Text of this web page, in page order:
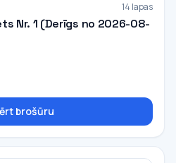
14 lapas
Nr. 1 (Derīgs no 2026-08-
brošūru